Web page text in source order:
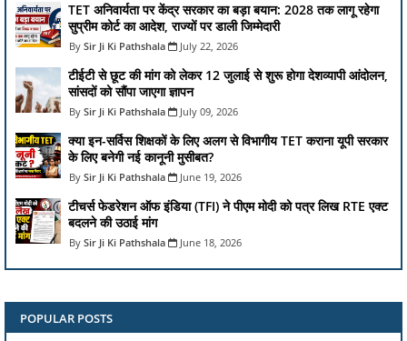
TET अनिवार्यता पर केंद्र सरकार का बड़ा बयान: 2028 तक लागू रहेगा
सुप्रीम कोर्ट का आदेश, राज्यों पर डाली जिम्मेदारी
Sir Ji Ki Pathshala July 22, 2026
टीईटी से छूट की मांग को लेकर 12 जुलाई से शुरू होगा देशव्यापी आंदोलन,
सांसदों को सौंपा जाएगा ज्ञापन
Sir Ji Ki Pathshala July 09, 2026
क्या इन-सर्विस शिक्षकों के लिए अलग से विभागीय TET कराना यूपी सरकार
के लिए बनेगी नई कानूनी मुसीबत?
Sir Ji Ki Pathshala June 19, 2026
टीचर्स फेडरेशन ऑफ इंडिया (TFI) ने पीएम मोदी को पत्र लिख RTE एक्ट
बदलने की उठाई मांग
Sir Ji Ki Pathshala June 18, 2026
POPULAR POSTS